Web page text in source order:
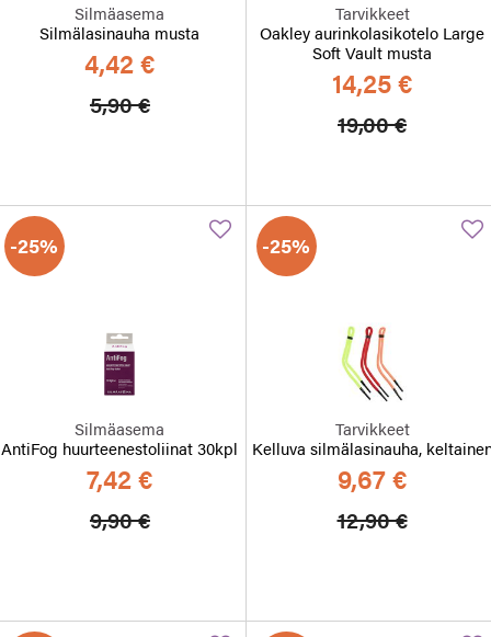
Silmäasema
Silmälasinauha musta
4,42 €
Hinta alennettu
5,90 €Alennettu hinta
Tarvikkeet
Oakley aurinkolasikotelo Large
Soft Vault musta
14,25 €
Hinta alennettu
19,00 €
-25%
Silmäasema
AntiFog huurteenestoliinat 30kpl
7,42 €
Hinta alennettu
9,90 €Alennettu hinta
-25%
Tarvikkeet
Kelluva silmälasinauha,
9,67 €
Hinta alennettu
12,90 €